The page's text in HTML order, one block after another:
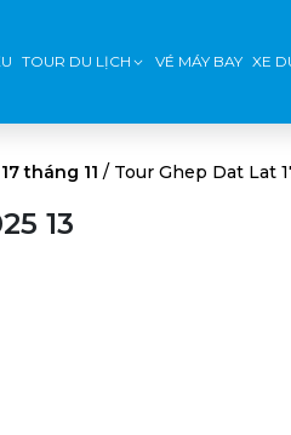
TOUR DU LỊCH VÉ MÁY BAY XE
tháng 11 / Tour Ghep Dat Lat
13